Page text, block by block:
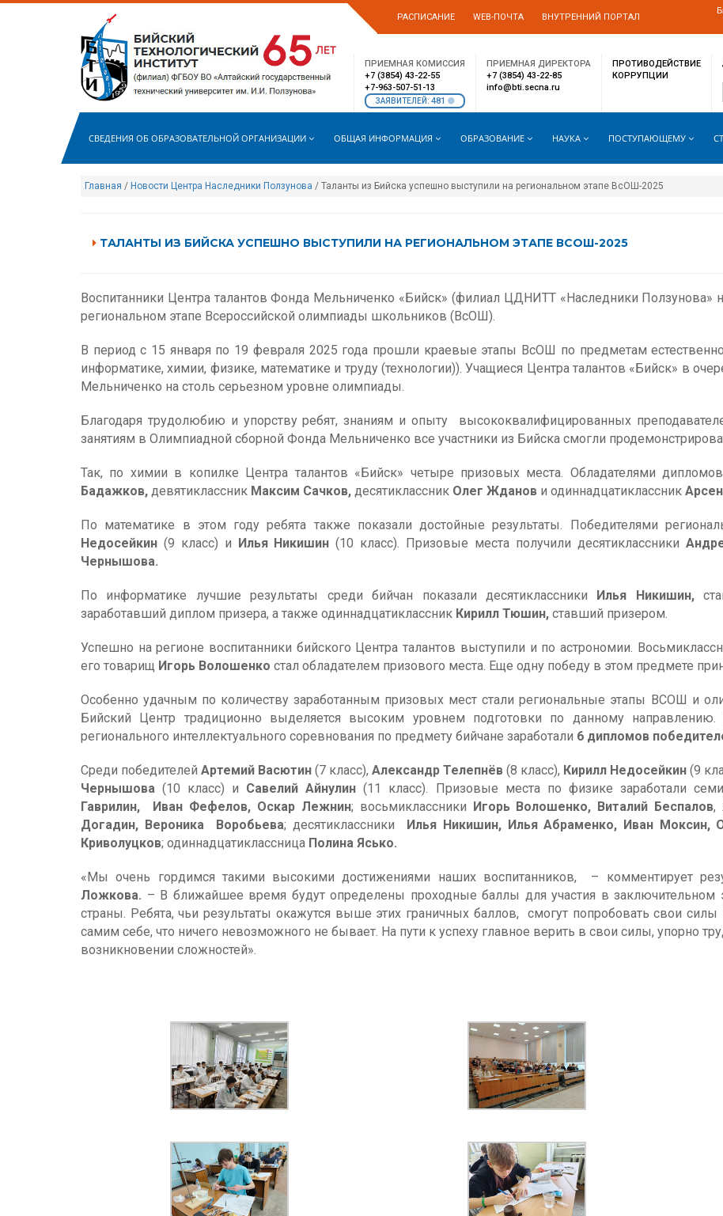
РАСПИСАНИЕ WEB-ПОЧТА ВНУТРЕННИЙ ПОРТАЛ
ПРИЕМНАЯ КОМИССИЯ
+7 (3854) 43-22-55
+7-963-507-51-13
ЗАЯВИТЕЛЕЙ: 481
ПРИЕМНАЯ ДИРЕКТОРА
+7 (3854) 43-22-85
info@bti.secna.ru
ПРОТИВОДЕЙСТВИЕ
КОРРУПЦИИ
СВЕДЕНИЯ ОБ ОБРАЗОВАТЕЛЬНОЙ ОРГАНИЗАЦИИ ОБЩАЯ ИНФОРМАЦИЯ ОБРАЗОВАНИЕ НАУКА ПОСТУПАЮЩЕМУ
Главная / Новости Центра Наследники Ползунова / Таланты из Бийска успешно выступили на региональном этапе ВсОШ-2025
ТАЛАНТЫ ИЗ БИЙСКА УСПЕШНО ВЫСТУПИЛИ НА РЕГИОНАЛЬНОМ ЭТАПЕ ВСОШ-2025
Воспитанники Центра талантов Фонда Мельниченко «Бийск» (филиал ЦДНИТТ «Наследники Ползунова»
региональном этапе Всероссийской олимпиады школьников (ВсОШ).
В период с 15 января по 19 февраля 2025 года прошли краевые этапы ВсОШ по предметам
информатике, химии, физике, математике и труду (технологии)). Учащиеся Центра талантов «Бийск» в
Мельниченко на столь серьезном уровне олимпиады.
Благодаря трудолюбию и упорству ребят, знаниям и опыту высококвалифицированных
занятиям в Олимпиадной сборной Фонда Мельниченко все участники из Бийска смогли
Так, по химии в копилке Центра талантов «Бийск» четыре призовых места. Обладателями
Бадажков, девятиклассник Максим Сачков, десятиклассник Олег Жданов и одиннадцатиклассник
По математике в этом году ребята также показали достойные результаты. Победителями
Недосейкин (9 класс) и Илья Никишин (10 класс). Призовые места получили десятиклассники
Чернышова.
По информатике лучшие результаты среди бийчан показали десятиклассники Илья Никишин,
заработавший диплом призера, а также одиннадцатиклассник Кирилл Тюшин, ставший призером.
Успешно на регионе воспитанники бийского Центра талантов выступили и по астрономии.
его товарищ Игорь Волошенко стал обладателем призового места. Еще одну победу в этом предмете
Особенно удачным по количеству заработанным призовых мест стали региональные этапы ВСОШ и
Бийский Центр традиционно выделяется высоким уровнем подготовки по данному
регионального интеллектуального соревнования по предмету бийчане заработали 6 дипломов
Среди победителей Артемий Васютин (7 класс), Александр Телепнёв (8 класс), Кирилл Недосейкин (9
Чернышова (10 класс) и Савелий Айнулин (11 класс). Призовые места по физике заработали
Гаврилин, Иван Фефелов, Оскар Лежнин; восьмиклассники Игорь Волошенко, Виталий Беспалов,
Догадин, Вероника Воробьева; десятиклассники Илья Никишин, Илья Абраменко, Иван Моксин,
Криволуцков; одиннадцатиклассница Полина Ясько.
«Мы очень гордимся такими высокими достижениями наших воспитанников, – комментирует
Ложкова. – В ближайшее время будут определены проходные баллы для участия в заключительном
страны. Ребята, чьи результаты окажутся выше этих граничных баллов, смогут попробовать свои
самим себе, что ничего невозможного не бывает. На пути к успеху главное верить в свои силы, упорно
возникновении сложностей».